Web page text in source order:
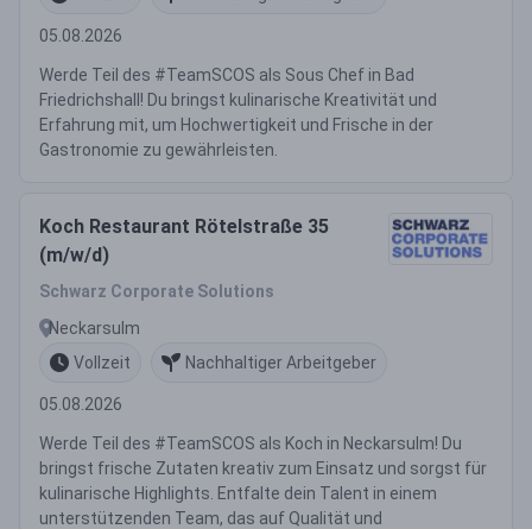
05.08.2026
Werde Teil des #TeamSCOS als Sous Chef in Bad
Friedrichshall! Du bringst kulinarische Kreativität und
Erfahrung mit, um Hochwertigkeit und Frische in der
Gastronomie zu gewährleisten.
Koch Restaurant Rötelstraße 35
(m/w/d)
Schwarz Corporate Solutions
Neckarsulm
Vollzeit
Nachhaltiger Arbeitgeber
05.08.2026
Werde Teil des #TeamSCOS als Koch in Neckarsulm! Du
bringst frische Zutaten kreativ zum Einsatz und sorgst für
kulinarische Highlights. Entfalte dein Talent in einem
unterstützenden Team, das auf Qualität und